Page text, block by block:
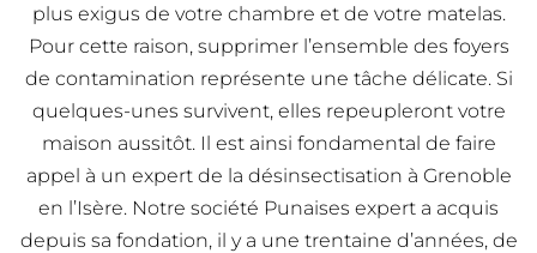
plus exigus de votre chambre et de votre matelas.
Pour cette raison, supprimer l’ensemble des foyers
de contamination représente une tâche délicate. Si
quelques-unes survivent, elles repeupleront votre
maison aussitôt. Il est ainsi fondamental de faire
appel à un expert de la désinsectisation à Grenoble
en l’Isère. Notre société Punaises expert a acquis
depuis sa fondation, il y a une trentaine d’années, de